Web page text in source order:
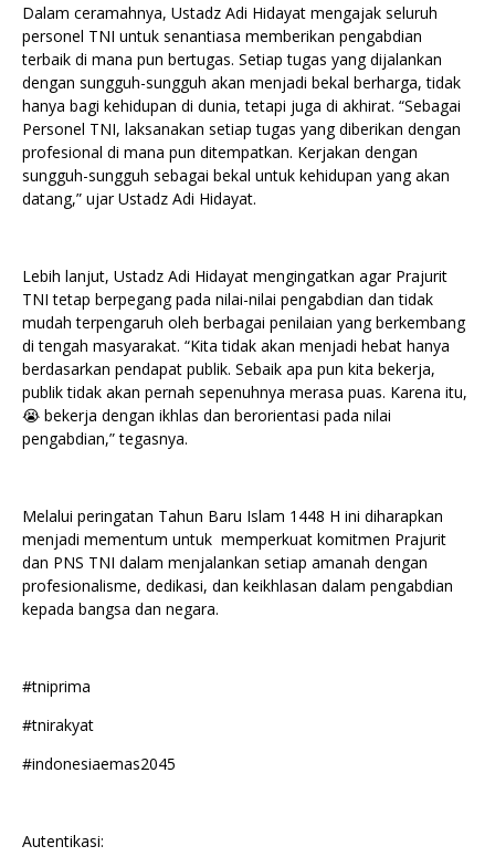
Dalam ceramahnya, Ustadz Adi Hidayat mengajak seluruh
personel TNI untuk senantiasa memberikan pengabdian
terbaik di mana pun bertugas. Setiap tugas yang dijalankan
dengan sungguh-sungguh akan menjadi bekal berharga, tidak
hanya bagi kehidupan di dunia, tetapi juga di akhirat. “Sebagai
Personel TNI, laksanakan setiap tugas yang diberikan dengan
profesional di mana pun ditempatkan. Kerjakan dengan
sungguh-sungguh sebagai bekal untuk kehidupan yang akan
datang,” ujar Ustadz Adi Hidayat.
Lebih lanjut, Ustadz Adi Hidayat mengingatkan agar Prajurit
TNI tetap berpegang pada nilai-nilai pengabdian dan tidak
mudah terpengaruh oleh berbagai penilaian yang berkembang
di tengah masyarakat. “Kita tidak akan menjadi hebat hanya
berdasarkan pendapat publik. Sebaik apa pun kita bekerja,
publik tidak akan pernah sepenuhnya merasa puas. Karena itu,
😭 bekerja dengan ikhlas dan berorientasi pada nilai
pengabdian,” tegasnya.
Melalui peringatan Tahun Baru Islam 1448 H ini diharapkan
menjadi mementum untuk memperkuat komitmen Prajurit
dan PNS TNI dalam menjalankan setiap amanah dengan
profesionalisme, dedikasi, dan keikhlasan dalam pengabdian
kepada bangsa dan negara.
#tniprima
#tnirakyat
#indonesiaemas2045
Autentikasi: